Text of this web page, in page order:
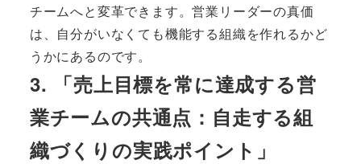
チームへと変革できます。営業リーダーの真価
は、自分がいなくても機能する組織を作れるかど
うかにあるのです。
3. 「売上目標を常に達成する営
業チームの共通点：自走する組
織づくりの実践ポイント」